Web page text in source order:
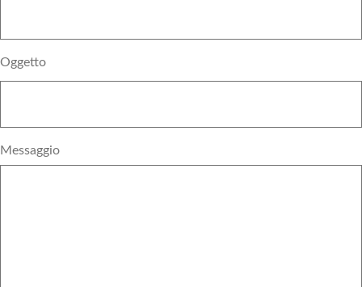
Oggetto
Messaggio